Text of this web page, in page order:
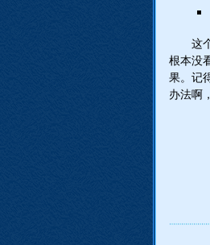
这
根本没
果。记
办法啊